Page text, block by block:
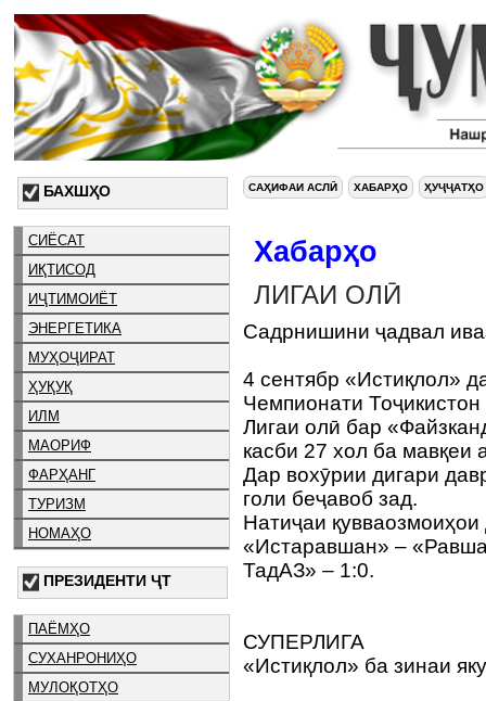
БАХШҲО
СИЁСАТ
ИҚТИСОД
ИҶТИМОИЁТ
ЭНЕРГЕТИКА
МУҲОҶИРАТ
ҲУҚУҚ
ИЛМ
МАОРИФ
ФАРҲАНГ
ТУРИЗМ
НОМАҲО
ПРЕЗИДЕНТИ ҶТ
ПАЁМҲО
СУХАНРОНИҲО
МУЛОҚОТҲО
САҲИФАИ АСЛӢ ХАБАРҲО ҲУҶҶАТҲО
Хабарҳо
ЛИГАИ ОЛӢ
Садрнишини ҷадвал
4 сентябр «Истиқлол»
Чемпионати
Лигаи олӣ бар
касби 27 хол ба
Дар вохӯрии дигари
голи беҷавоб зад.
Натиҷаи
«Истаравшан» –
ТадАЗ» – 1:0.
СУПЕРЛИГА
«Истиқлол» ба зинаи